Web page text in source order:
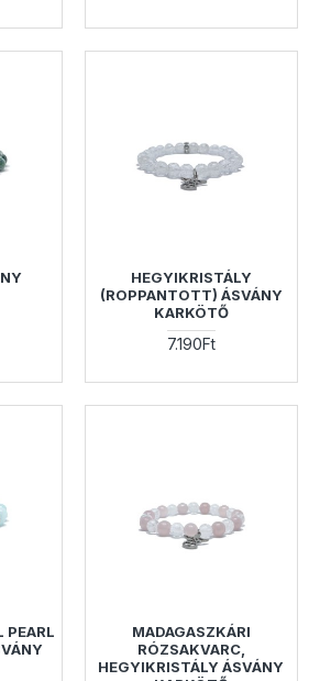
HEGYIKRISTÁLY
(ROPPANTOTT) ÁSVÁNY
KARKÖTŐ
7.190Ft
PEARL
MADAGASZKÁRI
RÓZSAKVARC,
HEGYIKRISTÁLY ÁSVÁNY